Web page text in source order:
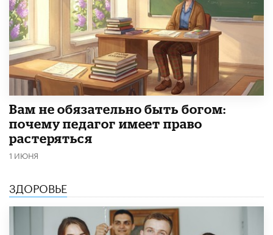
​Вам не обязательно быть богом:
почему педагог имеет право
растеряться
1 ИЮНЯ
ЗДОРОВЬЕ